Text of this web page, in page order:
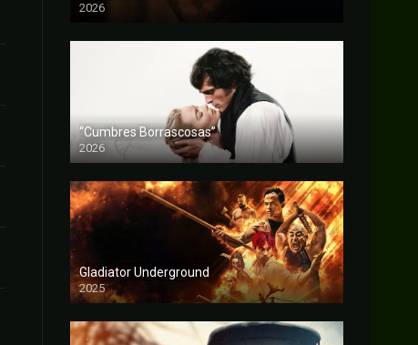
2026
FULL HD
“Cumbres Borrascosas”
2026
FULL HD
Gladiator Underground
2025
FULL HD